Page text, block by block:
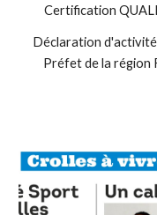
Certification
Déclaration
Préfet de la région